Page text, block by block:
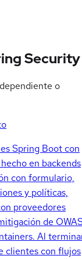
Security
o
Spring Boot con
en backends
con formulario,
y políticas,
proveedores
de
Al
clientes con flujos